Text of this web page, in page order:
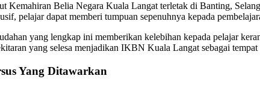
Kemahiran Belia Negara Kuala Langat terletak di Banting,
pelajar dapat memberi tumpuan sepenuhnya kepada
yang lengkap ini memberikan kelebihan kepada pelajar
yang selesa menjadikan IKBN Kuala Langat sebagai
Yang Ditawarkan